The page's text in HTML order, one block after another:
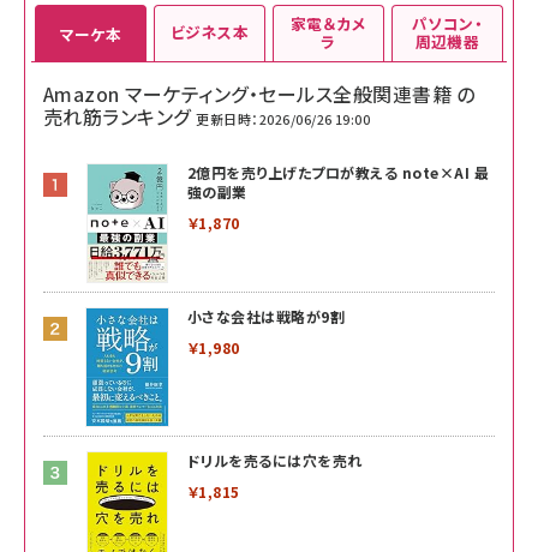
マーケ本
Amazon マーケティング・セールス全般関連書籍 の
売れ筋ランキング 更新日時：2026/06/26 19:00
2億円を売り上げたプロが教える note×AI 最
強の副業
￥1,870
小さな会社は戦略が9割
￥1,980
ドリルを売るには穴を売れ
￥1,815
ビジネス本 家電＆カメ
ラ
パソコン・
周辺機器